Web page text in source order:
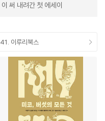
이 써 내려간 첫 에세이
41. 이루리북스